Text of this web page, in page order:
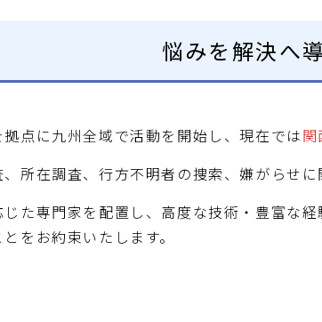
悩みを解決へ
点に九州全域で活動を開始し、現在では
所在調査、行方不明者の捜索、嫌がらせ
た専門家を配置し、高度な技術・豊富な
をお約束いたします。